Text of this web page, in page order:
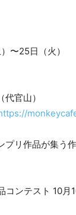
〜25日（火）
官山）
リ作品が集う作